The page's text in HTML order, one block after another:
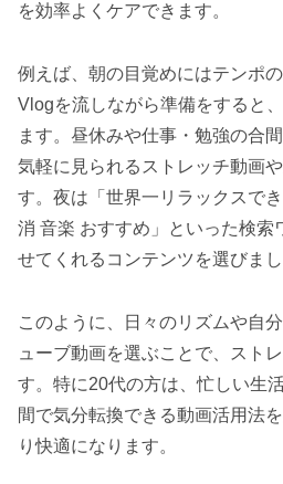
を効率よくケアできます。
例えば、朝の目覚めにはテンポ
Vlogを流しながら準備をすると
ます。昼休みや仕事・勉強の合
気軽に見られるストレッチ動画
す。夜は「世界一リラックスで
消 音楽 おすすめ」といった検索
せてくれるコンテンツを選びまし
このように、日々のリズムや自
ューブ動画を選ぶことで、スト
す。特に20代の方は、忙しい生
間で気分転換できる動画活用法
り快適になります。